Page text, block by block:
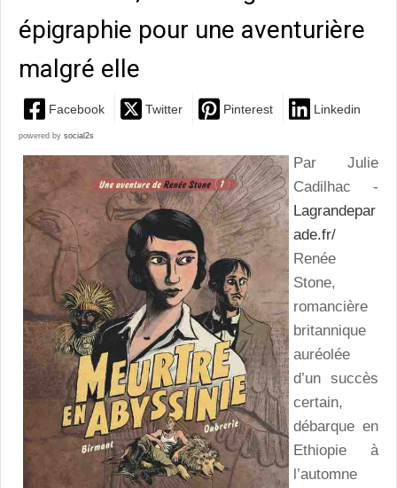
épigraphie pour une aventurière
malgré elle
Facebook Twitter Pinterest Linkedin
powered by social2s
Par Julie
Cadilhac -
Lagrandepar
ade.fr/
Renée
Stone,
romancière
britannique
auréolée
d’un succès
certain,
débarque en
Ethiopie à
l’automne